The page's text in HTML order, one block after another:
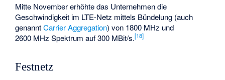
Mitte November erhöhte das Unternehmen die
Geschwindigkeit im LTE-Netz mittels Bündelung (auch
genanntCarrier Aggregation) von 1800 MHz und
2600 MHz Spektrum auf 300 MBit/s.[18]
Festnetz